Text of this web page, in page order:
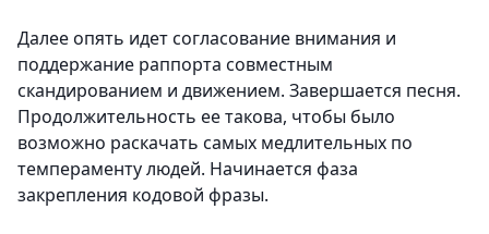
Далее опять идет согласование внимания и
поддержание раппорта совместным
скандированием и движением. Завершается песня.
Продолжительность ее такова, чтобы было
возможно раскачать самых медлительных по
темпераменту людей. Начинается фаза
закрепления кодовой фразы.